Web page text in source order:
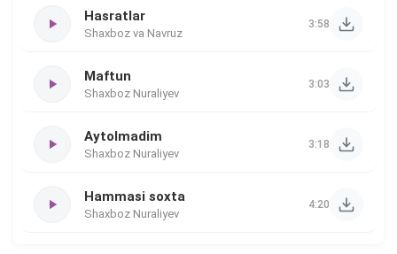
Hasratlar
Shaxboz va Navruz
3:58
Maftun
Shaxboz Nuraliyev
3:03
Aytolmadim
Shaxboz Nuraliyev
3:18
Hammasi soxta
Shaxboz Nuraliyev
4:20